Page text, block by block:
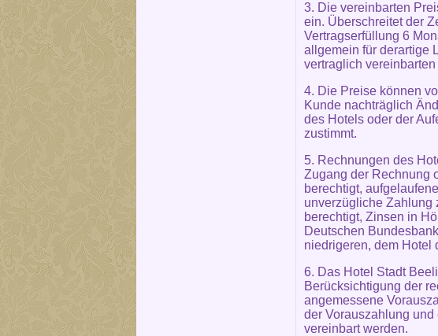
3. Die vereinbarten
ein. Überschreitet der
Vertragserfüllung 6
allgemein für derartige
vertraglich
4. Die Preise können
Kunde nachträglich
des Hotels oder der
zustimmt.
5. Rechnungen des
Zugang der Rechnung
berechtigt,
unverzügliche Zahlung
berechtigt, Zinsen in
Deutschen
niedrigeren, dem Hotel
6. Das Hotel Stadt
Berücksichtigung der
angemessene
der Vorauszahlung
vereinbart werden.